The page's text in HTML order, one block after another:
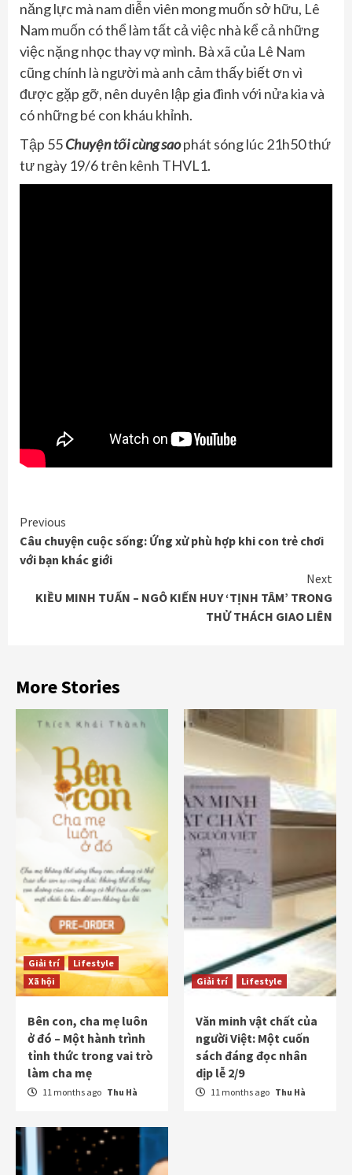
năng lực mà nam diễn viên mong muốn sở hữu, Lê
Nam muốn có thể làm tất cả việc nhà kể cả những
việc nặng nhọc thay vợ mình. Bà xã của Lê Nam
cũng chính là người mà anh cảm thấy biết ơn vì
được gặp gỡ, nên duyên lập gia đình với nửa kia và
có những bé con kháu khỉnh.
Tập 55Chuyện tối cùng saophát sóng lúc 21h50 thứ
tư ngày 19/6 trên kênh THVL1.
Continue
Reading
Previous
Câu chuyện cuộc sống: Ứng xử phù hợp khi con trẻ chơi
với bạn khác giới
Next
KIỀU MINH TUẤN – NGÔ KIẾN HUY ‘TỊNH TÂM’ TRONG
THỬ THÁCH GIAO LIÊN
More Stories
Giải trí
Lifestyle
Xã hội
Bên con, cha mẹ luôn
ở đó – Một hành trình
tỉnh thức trong vai trò
làm cha mẹ
11 months ago Thu Hà
Giải trí Lifestyle
Văn minh vật chất của
người Việt: Một cuốn
sách đáng đọc nhân
dịp lễ 2/9
11 months ago Thu Hà